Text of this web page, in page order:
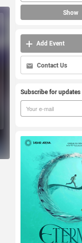
Show
Add Event
Contact Us
Subscribe for updates